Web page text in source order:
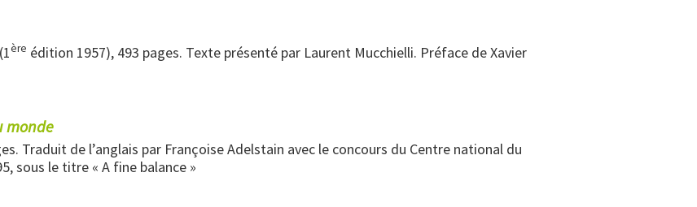
ère édition 1957), 493 pages. Texte présenté par Laurent Mucchielli. Préface de Xavier
monde
Traduit de l’anglais par Françoise Adelstain avec le concours du Centre national du
sous le titre « A fine balance »